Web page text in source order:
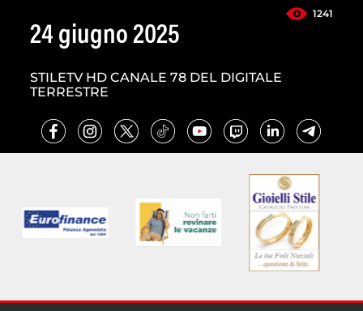
1241
24 giugno 2025
STILETV HD CANALE 78 DEL DIGITALE
TERRESTRE